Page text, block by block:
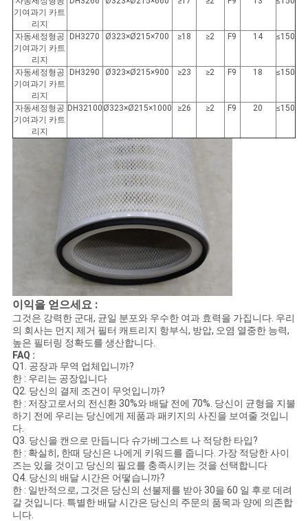
PRIVACY
POLICY
기여과기 카트
리지
자동세정형공
기여과기 카트
리지
DH3270 Ø323×Ø215×700 ≥18 ≥2 F9 14 ≤150
자동세정형공
기여과기 카트
리지
DH3290 Ø323×Ø215×900 ≥23 ≥2 F9 18 ≤150
자동세정형공
기여과기 카트
리지
DH32100 Ø323×Ø215×1000 ≥26 ≥2 F9 20 ≤150
이익을 얻으세요 :
그것은 강력한 군대, 균일 분포와 우수한 여과 효력을 가집니다. 우리
의 회사는 먼지 제거 필터 캐트리지 항부식, 방압, 오염 열중한 능력,
높은 필터링 정확도를 생산합니다.
FAQ :
Q1. 공장과 무역 업체입니까?
한 : 우리는 공장입니다
Q2. 당신의 결제 조건이 무엇입니까?
한 : 저장고로서의 전신환 30%와 배달 전에 70%. 당신이 균형을 지불
하기 전에 우리는 당신에게 제품과 패키지의 사진을 보여줄 것입니
다.
Q3. 당신을 캔으로 만듭니다 슈가베그스트 나 적당한 타입?
한 : 확실히, 한때 당신은 나에게 키워드를 줍니다. 가장 적당한 사이
즈는 있을 것이고 당신의 필요를 충족시키는 것을 선택합니다
Q4. 당신의 배달 시간은 어떻습니까?
한 : 일반적으로, 그것은 당신의 선불제를 받아 30을 60 일 후로 데려
갈 것입니다. 특별한 배달 시간은 당신의 주문의 품목과 양에 의존합
니다.